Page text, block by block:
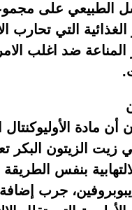
الطبيعي على
التي تحارب
المناعة ضد اغلب
أن مادة الأوليوكنتال
زيت الزيتون البكر
بنفس الطريقة
جرب